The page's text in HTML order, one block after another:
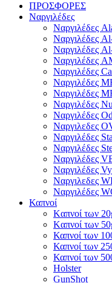
ΠΡΟΣΦΟΡΕΣ
Ναργιλέδες
Ναργιλέδες
Ναργιλέδες
Ναργιλέδες
Ναργιλέδες
Ναργιλέδες
Ναργιλέδες
Ναργιλέδες
Ναργιλέδες
Ναργιλέδες
Ναργιλεδες
Ναργιλέδες
Ναργιλέδες
Ναργιλέδες
Ναργιλέδες
Ναργιλεδες
Ναργιλέδες
Καπνοί
Kαπνοί των
Kαπνοί των
Καπνοί των
Καπνοί των
Καπνοί των
Holster
GunShot